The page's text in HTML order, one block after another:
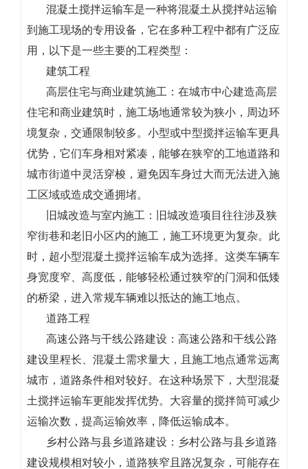
混凝土搅拌运输车是一种将混凝土从搅拌站运输
到施工现场的专用设备，它在多种工程中都有广泛应
用，以下是一些主要的工程类型：
建筑工程
高层住宅与商业建筑施工：在城市中心建造高层
住宅和商业建筑时，施工场地通常较为狭小，周边环
境复杂，交通限制较多。小型或中型搅拌运输车更具
优势，它们车身相对紧凑，能够在狭窄的工地道路和
城市街道中灵活穿梭，避免因车身过大而无法进入施
工区域或造成交通拥堵。
旧城改造与室内施工：旧城改造项目往往涉及狭
窄街巷和老旧小区内的施工，施工环境更为复杂。此
时，超小型混凝土搅拌运输车成为选择。这类车辆车
身宽度窄、高度低，能够轻松通过狭窄的门洞和低矮
的桥梁，进入常规车辆难以抵达的施工地点。
道路工程
高速公路与干线公路建设：高速公路和干线公路
建设里程长、混凝土需求量大，且施工地点通常远离
城市，道路条件相对较好。在这种场景下，大型混凝
土搅拌运输车更能发挥优势。大容量的搅拌筒可减少
运输次数，提高运输效率，降低运输成本。
乡村公路与县乡道路建设：乡村公路与县乡道路
建设规模相对较小，道路狭窄且路况复杂，可能存在